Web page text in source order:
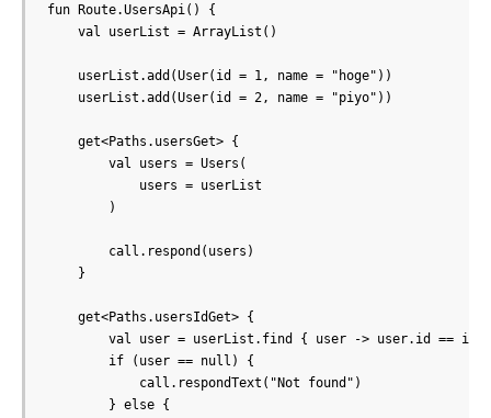
fun Route.UsersApi() {
    val userList = ArrayList()
    userList.add(User(id = 1, name = "hoge"))
    userList.add(User(id = 2, name = "piyo"))
    get<Paths.usersGet> {
        val users = Users(
            users = userList
        )
        call.respond(users)
    }
    get<Paths.usersIdGet> {
val user = userList.find { user -> user.id ==
        if (user == null) {
            call.respondText("Not found")
        } else {